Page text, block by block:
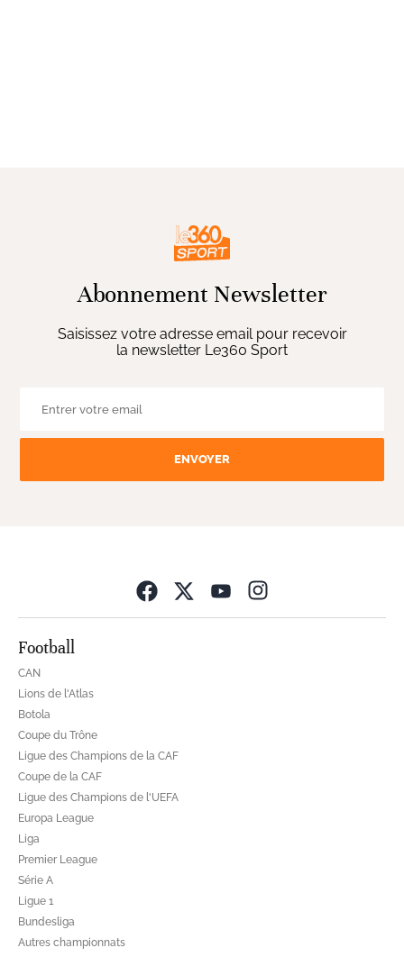
Abonnement Newsletter
Saisissez votre adresse email pour recevoir
la newsletter Le360 Sport
ENVOYER
Football
CAN
Lions de l'Atlas
Botola
Coupe du Trône
Ligue des Champions de la CAF
Coupe de la CAF
Ligue des Champions de l'UEFA
Europa League
Liga
Premier League
Série A
Ligue 1
Bundesliga
Autres championnats